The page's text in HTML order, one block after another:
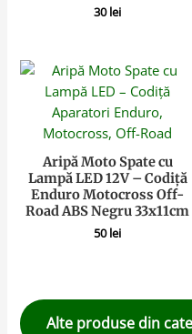
30lei
Aripă Moto Spate cu
Lampă LED 12V – Codiță
Enduro Motocross Off-
Road ABS Negru 33x11cm
50lei
Alte produse din